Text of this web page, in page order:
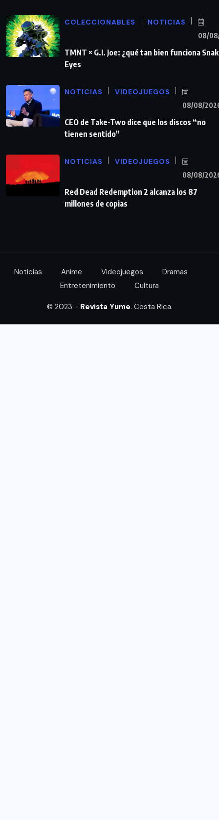
COLECCIONABLES NOTICIAS
08/
TMNT × G.I. Joe: ¿qué tan bien funciona
Eyes
NOTICIAS VIDEOJUEGOS
08/08/
CEO de Take-Two dice que los discos “no
tienen sentido”
NOTICIAS VIDEOJUEGOS
08/08/
Red Dead Redemption 2 alcanza los 87
millones de copias
Noticias Anime Videojuegos
Dramas
Entretenimiento
Cultura
© 2023 - Revista Yume. Costa Rica.